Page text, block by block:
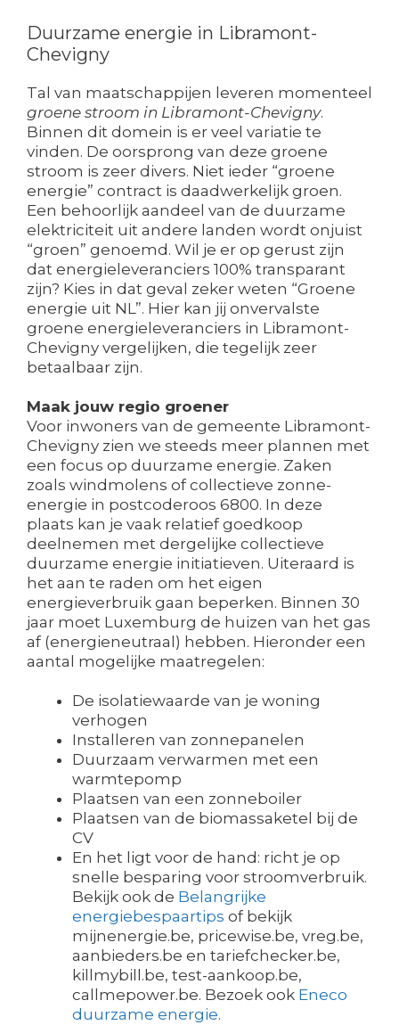
Duurzame energie in Libramont-
Chevigny
Tal van maatschappijen leveren momenteel
groene stroom in Libramont-Chevigny.
Binnen dit domein is er veel variatie te
vinden. De oorsprong van deze groene
stroom is zeer divers. Niet ieder “groene
energie” contract is daadwerkelijk groen.
Een behoorlijk aandeel van de duurzame
elektriciteit uit andere landen wordt onjuist
“groen” genoemd. Wil je er op gerust zijn
dat energieleveranciers 100% transparant
zijn? Kies in dat geval zeker weten “Groene
energie uit NL”. Hier kan jij onvervalste
groene energieleveranciers in Libramont-
Chevigny vergelijken, die tegelijk zeer
betaalbaar zijn.
Maak jouw regio groener
Voor inwoners van de gemeente Libramont-
Chevigny zien we steeds meer plannen met
een focus op duurzame energie. Zaken
zoals windmolens of collectieve zonne-
energie in postcoderoos 6800. In deze
plaats kan je vaak relatief goedkoop
deelnemen met dergelijke collectieve
duurzame energie initiatieven. Uiteraard is
het aan te raden om het eigen
energieverbruik gaan beperken. Binnen 30
jaar moet Luxemburg de huizen van het gas
af (energieneutraal) hebben. Hieronder een
aantal mogelijke maatregelen:
De isolatiewaarde van je woning
verhogen
Installeren van zonnepanelen
Duurzaam verwarmen met een
warmtepomp
Plaatsen van een zonneboiler
Plaatsen van de biomassaketel bij de
CV
En het ligt voor de hand: richt je op
snelle besparing voor stroomverbruik.
Bekijk ook de Belangrijke
energiebespaartips of bekijk
mijnenergie.be, pricewise.be, vreg.be,
aanbieders.be en tariefchecker.be,
killmybill.be, test-aankoop.be,
callmepower.be. Bezoek ook Eneco
duurzame energie.